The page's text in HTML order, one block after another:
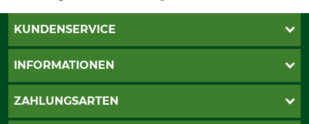
KUNDENSERVICE
Katalogbestellung
INFORMATIONEN
AGB
ZAHLUNGSARTEN